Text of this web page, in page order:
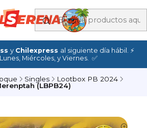
y Chilexpress al siguiente día hábil. ⚡
Lunes, Miércoles, y Viernes. ✅
Singles
Lootbox PB 2024
(LBPB24)